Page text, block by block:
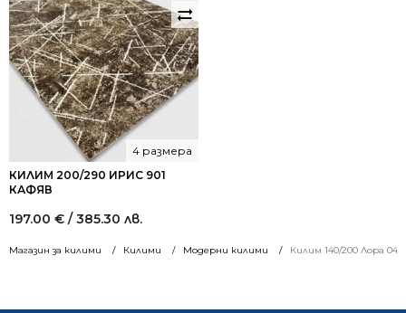
Магазин за килими Килими Модерни килими Килим 140/200 Лора
/
1,020.00
лв..
/
612.17
лв..
КИЛИМ 200/290 ИРИС 901
КАФЯВ
4 размера
197.00 € / 385.30 лв.